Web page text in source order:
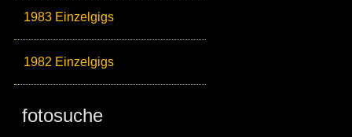
1983 Einzelgigs
1982 Einzelgigs
fotosuche